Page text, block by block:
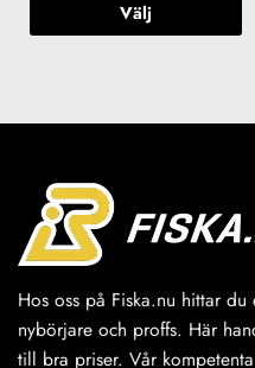
Välj
har
olika
alternativen
väljas
på
produktsidan
Hos oss på Fiska.nu hittar
nybörjare och proffs. Här
till bra priser. Vår